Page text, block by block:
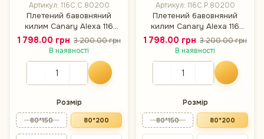
Артикул: 116C.C.80200
Плетений бавовняний
килим Canary Alexa 116
молочний, 80×200 см
1 798.00 грн 3 200.00 грн
В наявності
Розмір
80*150 80*200
Артикул: 116C.P.80200
Плетений бавовняний
килим Canary Alexa 116
білий з рожевим, 80×200
см
1 798.00 грн 3 200.00 грн
В наявності
Розмір
80*150 80*200